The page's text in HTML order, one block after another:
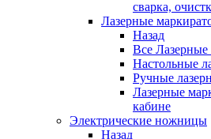
сварка,
Лазерные
Назад
Все
Настольные
Ручные
Лазерные
кабине
Электрические ножницы
Назад